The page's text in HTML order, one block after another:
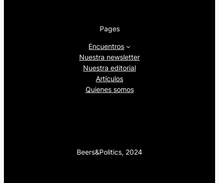
Pages
Encuentros
Nuestra newsletter
Nuestra editorial
Artículos
Quienes somos
Beers&Politics, 2024